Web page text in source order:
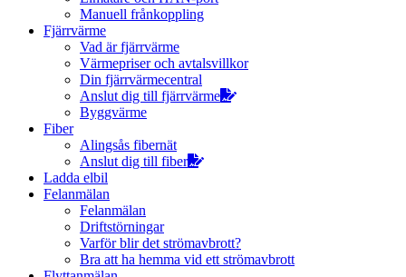
Manuell frånkoppling
Fjärrvärme
Vad är fjärrvärme
Värmepriser och avtalsvillkor
Din fjärrvärmecentral
Anslut dig till fjärrvärme
Byggvärme
Fiber
Alingsås fibernät
Anslut dig till fiber
Ladda elbil
Felanmälan
Felanmälan
Driftstörningar
Varför blir det strömavbrott?
Bra att ha hemma vid ett strömavbrott